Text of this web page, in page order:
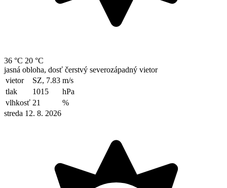
36 °C 20 °C
jasná obloha, dosť čerstvý severozápadný vietor
vietor
SZ, 7.83 m/s
tlak
1015
hPa
vlhkosť 21
%
streda 12. 8. 2026